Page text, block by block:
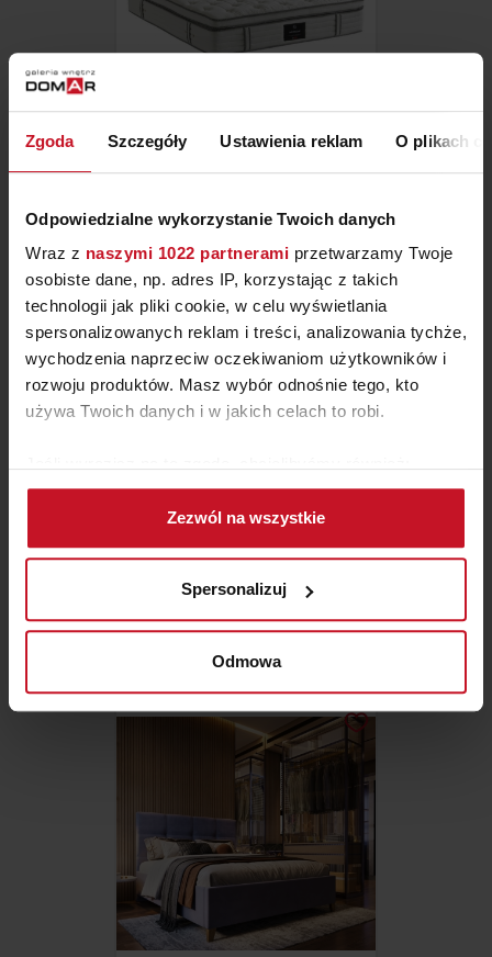
Zgoda Szczegóły Ustawienia reklam O plikach
Odpowiedzialne wykorzystanie Twoich danych
Wraz z naszymi 1022 partnerami przetwarzamy Twoje
osobiste dane, np. adres IP, korzystając z takich
technologii jak pliki cookie, w celu wyświetlania
spersonalizowanych reklam i treści, analizowania tychże,
wychodzenia naprzeciw oczekiwaniom użytkowników i
rozwoju produktów. Masz wybór odnośnie tego, kto
używa Twoich danych i w jakich celach to robi.
Gromadzić dane dotyczące Twojej lokalizacji
geograficznej z dokładnością nawet do kilku metrów
Identyfikować Twoje urządzenie, aktywnie
(fingerprinting, czyli wirtualny odcisk palca)
Dowiedz się więcej odnośnie tego, jak Twoje osobiste
dane są przetwarzane oraz ustaw własne preferencje w
zmienić lub wycofać swoją zgodę w dowolnej chwili.
Wykorzystujemy pliki cookie do spersonalizowania treści
i reklam, aby oferować funkcje społecznościowe i
analizować ruch w naszej witrynie. Informacje o tym, jak
korzystasz z naszej witryny, udostępniamy partnerom
społecznościowym, reklamowym i analitycznym.
Partnerzy mogą połączyć te informacje z innymi danymi
otrzymanymi od Ciebie lub uzyskanymi podczas
korzystania z ich usług.
Zezwól na wszystkie
Spersonalizuj
Odmowa
MATERAC HYBRYDOWY
ZAPYTAJ O CENĘ W SALONIE
PODUSZKA FEELME